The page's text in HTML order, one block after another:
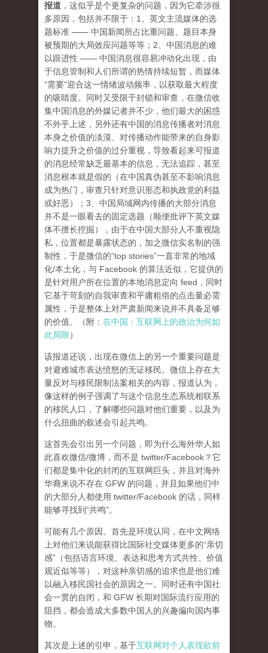
报道 ，这似乎是个更复杂的问题，因为它牵涉很
多原因，包括并不限于：1、英文主流媒体的选
题标准 —— 中国新闻所占比重问题、题目本身
被预期的大局效应问题等等；2、中国消息的难
以跟进性 —— 中国消息很容易冲动化出现，由
于信息管制和人们所谓的热情持续短暂，而媒体
“需要”迎合这一情绪波动频率，以获取最大程度
的吸睛度。同时又受限于封锁和审查，在微信收
集中国消息的外媒记者并不少，他们最大的困惑
不外乎上述，另外还有中国的消息传播者对消息
本身之价值的淡漠、对传播动作能带来的自身影
响力提升之价值的过分重视，导致看起来可报道
的消息经常缺乏最基本的信息，无法追踪，甚至
消息根本就是假的（在中国真伪甚至不影响消息
成为热门，审查只针对意识形态和执政党的利益
或好恶）；3、中国局域网内传播的大部分消息
并不是一眼看去的固定选题（顺便批评下英文媒
体不擅长挖掘），由于在中国大部分人不重视隐
私，位置都是暴露状态的，加之微信实名制的强
制性，于是微信的“top stories”一直非常的地域
化/本土化，与 Facebook 的算法近似，它提供的
是针对用户所在位置的本地消息定向 feed，同时
它基于苛刻的自我审查和平庸粗俗的点击量必需
属性，于是整体上对严肃新闻来说并不具备足够
的价值。（附： 在中国：互联网上的政治为何如
此局限）
该报道还说，出现在微信上的另一个重要问题是
对避难城市表达愤怒的无证移民。微信上存在大
量反对与移民限制法案相关的内容，报道认为，
像这样的例子强调了与这个信息生态系统相联系
的移民人口，了解哪些问题对他们重要，以及为
什么扭曲的叙述会引起共鸣。
这首先会引出另一个问题，即为什么海外华人如
此喜欢微信/微博，而不是 twitter/Facebook？它
们都是集中化的封闭的互联网巨头，并且对海外
华裔来说不存在 GFW 的问题，并且如果他们中
的大部分人都使用 twitter/Facebook 的话，同样
能够寻找到“共鸣”。
可能有几个原因。首先是环境认同 ，在中文网络
上对他们来说能获得比国际社交媒体更多的“亲切
感”（包括语言环境、表达和思考方式共性、价值
观近似等等），对这种亲切感的追求也是他们难
以融入移民国社会的原因之一。同时还有中国社
会一贯的自闭，和 GFW 长期对国际流行应用的
阻挡，都会造成大多数中国人的兴趣偏向国内事
物。
其次是上述的引申，基于互联网对个人表现欲前